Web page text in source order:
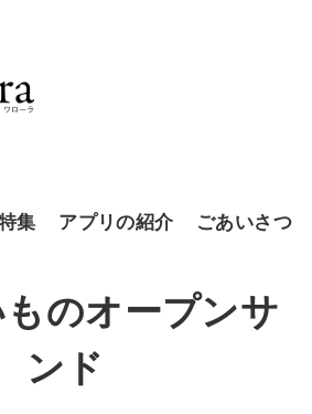
集 アプリの紹介 ごあいさつ
ものオープンサ
ンド